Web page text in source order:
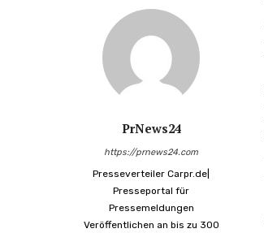
PrNews24
https://prnews24.com
Presseverteiler Carpr.de|
Presseportal für
Pressemeldungen
Veröffentlichen an bis zu 300